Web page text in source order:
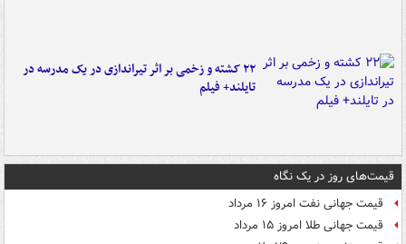
۲۲ کشته و زخمی بر اثر تیراندازی در یک مدرسه در
تایلند+ فیلم
قیمت‌های روز در یک نگاه
قیمت جهانی نفت امروز ۱۶ مرداد
قیمت جهانی طلا امروز ۱۵ مرداد